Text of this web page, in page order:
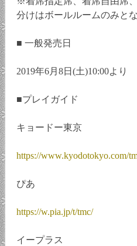
分けはボールルームのみとな
■ 一般発売日
2019年6月8日(土)10:00より
■プレイガイド
キョードー東京
https://www.kyodotokyo.com/
ぴあ
https://w.pia.jp/t/tmc/
イープラス